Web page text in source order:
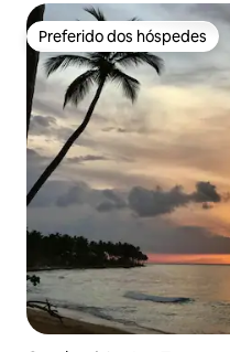
Preferido dos hóspedes
Preferido dos hóspedes